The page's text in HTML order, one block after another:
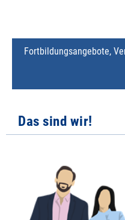
Fortbildungsangebote,
Das sind wir!